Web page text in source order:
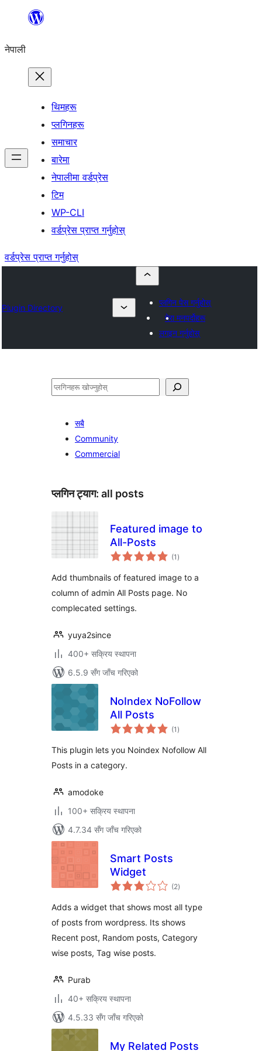
सामग्रीमा
नेपाली
थिमहरू
प्लगिनहरू
समाचार
बारेमा
नेपालीमा वर्डप्रेस
टिम
WP-CLI
वर्डप्रेस प्राप्त गर्नुहोस्
वर्डप्रेस प्राप्त गर्नुहोस्
Plugin Directory
प्लगिन पेस गर्नुहोस्
मेरा मनपर्दोहरू
लगइन गर्नुहोस्
खोज्नुहोस्
सबै
Community
Commercial
प्लगिन ट्याग: all posts
Featured image to
All-Posts
(1 कुल
रेटिङ्गहरू
)
Add thumbnails of featured image to a
column of admin All Posts page. No
complecated settings.
yuya2since
400+ सक्रिय स्थापना
6.5.9 सँग जाँच गरिएको
NoIndex NoFollow
All Posts
(1 कुल
रेटिङ्गहरू
)
This plugin lets you Noindex Nofollow All
Posts in a category.
amodoke
100+ सक्रिय स्थापना
4.7.34 सँग जाँच गरिएको
Smart Posts
Widget
(2कुल
रेटिङ्गहरू
)
Adds a widget that shows most all type
of posts from wordpress. Its shows
Recent post, Random posts, Category
wise posts, Tag wise posts.
Purab
40+ सक्रिय स्थापना
4.5.33 सँग जाँच गरिएको
My Related Posts